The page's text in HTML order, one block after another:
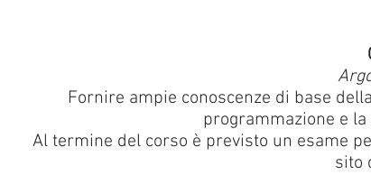
Fornire ampie conoscenze di base
programmazione e
Al termine del corso è previsto un esame
sito